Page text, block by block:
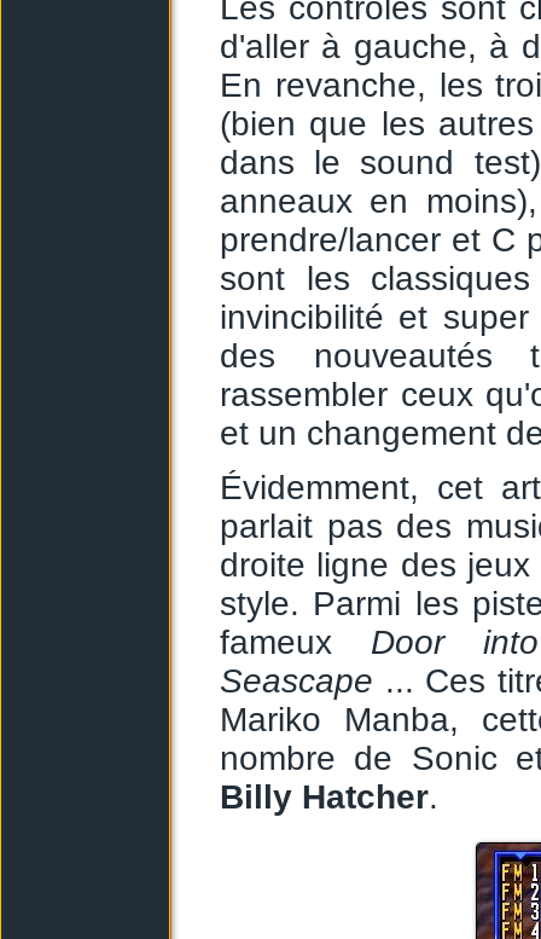
Les contrôles sont
d'aller à gauche, à
En revanche, les
(bien que les
dans le sound
anneaux en
prendre/lancer et C
sont les
invincibilité et
des nouveautés
rassembler ceux
et un changement
Évidemment, cet
parlait pas des
droite ligne des jeux
style. Parmi les
fameux Door
Seascape ... Ces
Mariko Manba,
nombre de Sonic
Billy Hatcher.